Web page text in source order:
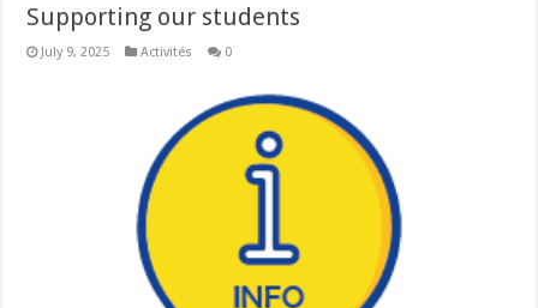
Supporting our students
July 9, 2025 Activités 0